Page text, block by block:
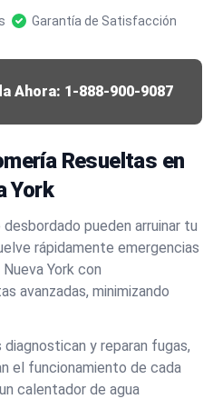
Garantía de Satisfacción
Ahora: 1-888-900-9087
Resueltas en
York
pueden arruinar tu
rápidamente emergencias
York con
avanzadas, minimizando
y reparan fugas,
el funcionamiento de cada
calentador de agua